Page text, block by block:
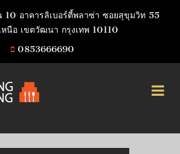
อาคารลิเบอร์ตี้พลาซ่า ซอยสุขุมวิท 55
หนือ เขตวัฒนา กรุงเทพ 10110
0853666690